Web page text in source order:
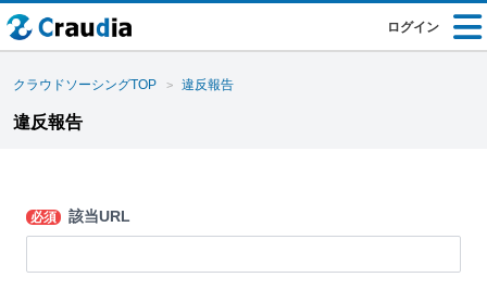
ログイン
クラウドソーシングTOP 違反報告
違反報告
必須 該当URL